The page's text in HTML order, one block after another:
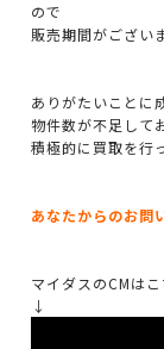
ので
販売期間がござい
ありがたいことに
物件数が不足して
積極的に買取を行
あなたからのお問
マイダスのCMはこ
↓